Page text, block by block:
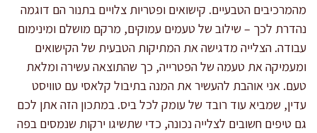
מהמרכיבים הטבעיים. קישואים ופטריות צלויים בתנור הם דוגמה
נהדרת לכך – שילוב של טעמים עמוקים, מרקם מושלם ומינימום
עבודה. הצלייה מדגישה את המתיקות הטבעית של הקישואים
ומעמיקה את טעמה של הפטרייה, כך שהתוצאה עשירה ומלאת
טעם. אני אוהבת להעשיר את המנה בתיבול קלאסי עם טוויסט
עדין, שמביא עוד רובד של עומק לכל ביס. במתכון הזה אתן לכם
גם טיפים חשובים לצלייה נכונה, כדי שתשיגו ירקות שנמסים בפה